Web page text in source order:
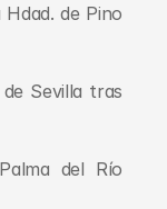
de Pino
Sevilla tras
del Río